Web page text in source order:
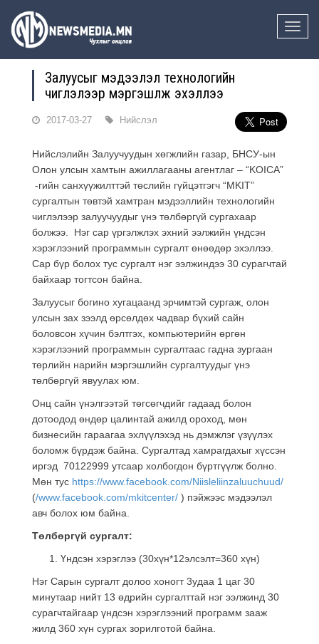
Toggle
Залуусыг мэдээлэл технологийн
чиглэлээр мэргэшүүлж эхэллээ
2017-03-27 Нийслэл
Нийслэлийн Залуучуудын хөгжлийн газар, БНСУ-ын
Олон улсын хамтын ажиллагааны агентлаг – “KOICA”
-гийн санхүүжилттэй төслийн гүйцэтгэгч “MKIT”
сургалтын төвтэй хамтран мэдээллийн технологийн
чиглэлээр залуучуудыг үнэ төлбөргүй сургахаар
болжээ. Нэг сар үргэлжлэх эхний ээлжийн үндсэн
хэрэглээний программын сургалт өнөөдөр эхэллээ.
Сар бүр болох тус сургалт нэг ээлжиндээ 30 сурагчтай
байхаар тогтсон байна.
Залуусыг богино хугацаанд эрчимтэй сургаж, олон
улсын зах зээлд өрсөлдөх чадвар бүхий сайн
боловсон хүчин бэлтгэх, компьютерийн өргөн
хэрэглээний программын сургалтаас гадна зургаан
төрлийн нарийн мэргэшлийн сургалтуудыг үнэ
төлбөргүй явуулах юм.
Онц сайн үнэлгээтэй төгсөгчдийг гадаад болон
дотоодод өндөр цалинтай ажилд ороход, мөн
бизнесийн гараагаа эхлүүлэхэд нь дэмжлэг үзүүлэх
боломж бүрдэж байна. Сургалтад хамрагдахыг хүссэн
иргэд 70122999 утсаар холбогдон бүртгүүлж болно.
Мөн тус https://www.facebook.com/Niisleliinzaluuchuud/
(/www.facebook.com/mkitcenter/ ) пэйжээс мэдээлэл
авч болох юм байна.
Төлбөргүй сургалт:
Үндсэн хэрэглээ (30хүн*12элсэлт=360 хүн)
Нэг Сарын сургалт долоо хоногт 3удаа 1 цаг 30
минутаар нийт 13 өдрийн сургалттай нэг ээлжинд 30
сурагчтайгаар үндсэн хэрэглээний программ зааж
жилд 360 хүн сургах зорилготой байна.